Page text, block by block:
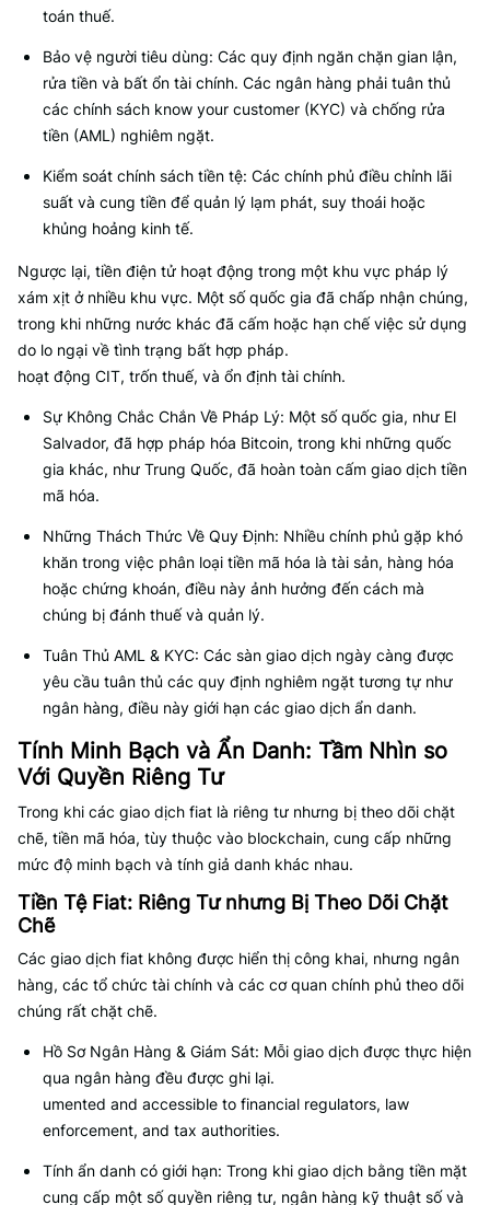
toán thuế.
Bảo vệ người tiêu dùng: Các quy định ngăn chặn gian lận,
rửa tiền và bất ổn tài chính. Các ngân hàng phải tuân thủ
các chính sách know your customer (KYC) và chống rửa
tiền (AML) nghiêm ngặt.
Kiểm soát chính sách tiền tệ: Các chính phủ điều chỉnh lãi
suất và cung tiền để quản lý lạm phát, suy thoái hoặc
khủng hoảng kinh tế.
Ngược lại, tiền điện tử hoạt động trong một khu vực pháp lý
xám xịt ở nhiều khu vực. Một số quốc gia đã chấp nhận chúng,
trong khi những nước khác đã cấm hoặc hạn chế việc sử dụng
do lo ngại về tình trạng bất hợp pháp.
hoạt động CIT, trốn thuế, và ổn định tài chính.
Sự Không Chắc Chắn Về Pháp Lý: Một số quốc gia, như El
Salvador, đã hợp pháp hóa Bitcoin, trong khi những quốc
gia khác, như Trung Quốc, đã hoàn toàn cấm giao dịch tiền
mã hóa.
Những Thách Thức Về Quy Định: Nhiều chính phủ gặp khó
khăn trong việc phân loại tiền mã hóa là tài sản, hàng hóa
hoặc chứng khoán, điều này ảnh hưởng đến cách mà
chúng bị đánh thuế và quản lý.
Tuân Thủ AML & KYC: Các sàn giao dịch ngày càng được
yêu cầu tuân thủ các quy định nghiêm ngặt tương tự như
ngân hàng, điều này giới hạn các giao dịch ẩn danh.
Tính Minh Bạch và Ẩn Danh: Tầm Nhìn so
Với Quyền Riêng Tư
Trong khi các giao dịch fiat là riêng tư nhưng bị theo dõi chặt
chẽ, tiền mã hóa, tùy thuộc vào blockchain, cung cấp những
mức độ minh bạch và tính giả danh khác nhau.
Tiền Tệ Fiat: Riêng Tư nhưng Bị Theo Dõi Chặt
Chẽ
Các giao dịch fiat không được hiển thị công khai, nhưng ngân
hàng, các tổ chức tài chính và các cơ quan chính phủ theo dõi
chúng rất chặt chẽ.
Hồ Sơ Ngân Hàng & Giám Sát: Mỗi giao dịch được thực hiện
qua ngân hàng đều được ghi lại.
umented and accessible to financial regulators, law
enforcement, and tax authorities.
Tính ẩn danh có giới hạn: Trong khi giao dịch bằng tiền mặt
cung cấp một số quyền riêng tư, ngân hàng kỹ thuật số và